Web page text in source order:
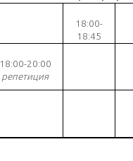
18:00-
18:45
18:00-20:00
репетиция